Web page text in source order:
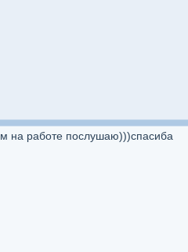
на работе послушаю)))спасиба